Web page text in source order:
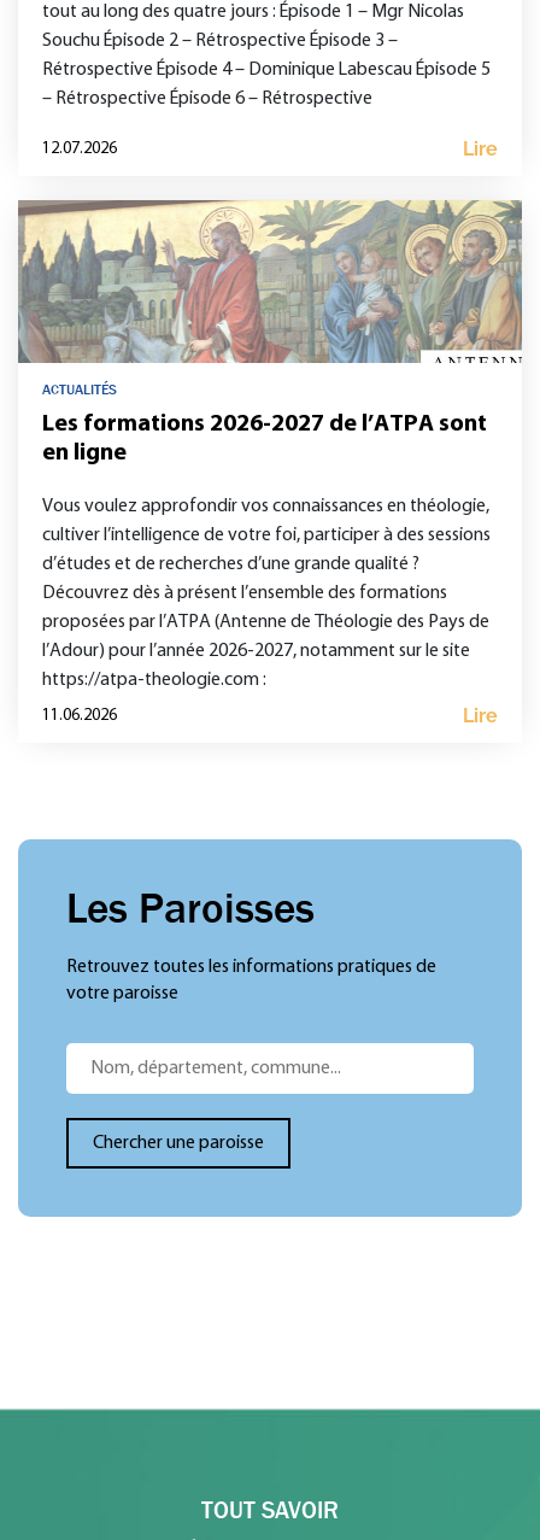
tout au long des quatre jours : Épisode 1 – Mgr Nicolas
Souchu Épisode 2 – Rétrospective Épisode 3 –
Rétrospective Épisode 4 – Dominique Labescau Épisode 5
– Rétrospective Épisode 6 – Rétrospective
12.07.2026 Lire
ACTUALITÉS
Les formations 2026-2027 de l’ATPA sont
en ligne
Vous voulez approfondir vos connaissances en théologie,
cultiver l’intelligence de votre foi, participer à des sessions
d’études et de recherches d’une grande qualité ?
Découvrez dès à présent l’ensemble des formations
proposées par l’ATPA (Antenne de Théologie des Pays de
l’Adour) pour l’année 2026-2027, notamment sur le site
https://atpa-theologie.com :
11.06.2026 Lire
Les Paroisses
Retrouvez toutes les informations pratiques de
votre paroisse
TOUT SAVOIR